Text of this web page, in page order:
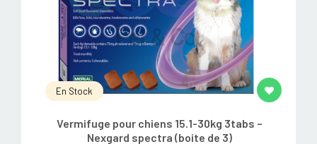
En Stock
Vermifuge pour chiens 15.1-30kg 3tabs –
Nexgard spectra (boite de 3)